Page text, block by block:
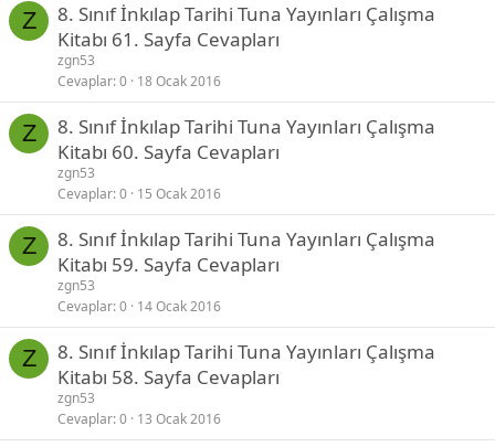
Z
8. Sınıf İnkılap Tarihi Tuna Yayınları Çalışma
Kitabı 61. Sayfa Cevapları
zgn53
Cevaplar 0 18 Ocak 2016
Z
8. Sınıf İnkılap Tarihi Tuna Yayınları Çalışma
Kitabı 60. Sayfa Cevapları
zgn53
Cevaplar 0 15 Ocak 2016
Z
8. Sınıf İnkılap Tarihi Tuna Yayınları Çalışma
Kitabı 59. Sayfa Cevapları
zgn53
Cevaplar 0 14 Ocak 2016
Z
8. Sınıf İnkılap Tarihi Tuna Yayınları Çalışma
Kitabı 58. Sayfa Cevapları
zgn53
Cevaplar 0 13 Ocak 2016